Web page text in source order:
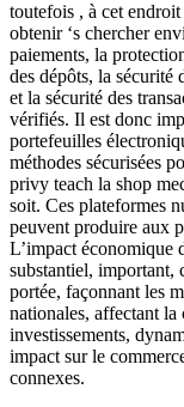
toutefois , à cet
obtenir ‘s chercher
paiements, la
des dépôts, la sécurité
et la sécurité des
vérifiés. Il est donc
portefeuilles
méthodes sécurisées
privy teach la shop
soit. Ces plateformes
peuvent produire aux
L’impact économique
substantiel, important,
portée, façonnant les
nationales, affectant la
investissements,
impact sur le
connexes.